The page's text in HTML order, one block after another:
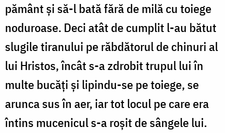
pământ și să-l bată fără de milă cu toiege
noduroase. Deci atât de cumplit l-au bătut
slugile tiranului pe răbdătorul de chinuri al
lui Hristos, încât s-a zdrobit trupul lui în
multe bucăți și lipindu-se pe toiege, se
arunca sus în aer, iar tot locul pe care era
întins mucenicul s-a roșit de sângele lui.